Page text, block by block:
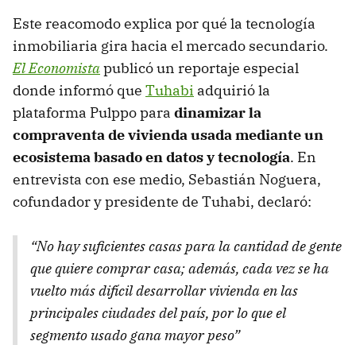
Este reacomodo explica por qué la tecnología
inmobiliaria gira hacia el mercado secundario.
El Economistapublicó un reportaje especial
donde informó que Tuhabi adquirió la
plataforma Pulppo para dinamizar la
compraventa de vivienda usada mediante un
ecosistema basado en datos y tecnología. En
entrevista con ese medio, Sebastián Noguera,
cofundador y presidente de Tuhabi, declaró:
“No hay suficientes casas para la cantidad de gente
que quiere comprar casa; además, cada vez se ha
vuelto más difícil desarrollar vivienda en las
principales ciudades del país, por lo que el
segmento usado gana mayor peso”